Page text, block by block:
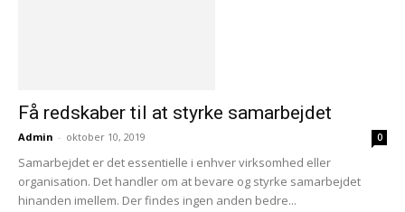
Få redskaber til at styrke samarbejdet
Admin - oktober 10, 2019 0
Samarbejdet er det essentielle i enhver virksomhed eller
organisation. Det handler om at bevare og styrke samarbejdet
hinanden imellem. Der findes ingen anden bedre...